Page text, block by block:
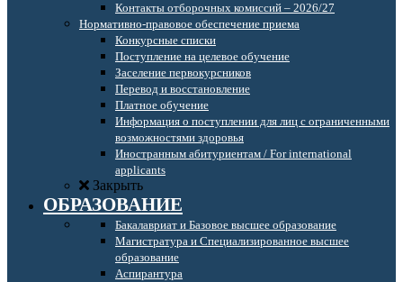
Контакты отборочных комиссий – 2026/27
Нормативно-правовое обеспечение приема
Конкурсные списки
Поступление на целевое обучение
Заселение первокурсников
Перевод и восстановление
Платное обучение
Информация о поступлении для лиц с ограниченными
возможностями здоровья
Иностранным абитуриентам / For international
applicants
Закрыть
ОБРАЗОВАНИЕ
Бакалавриат и Базовое высшее образование
Магистратура и Специализированное высшее
образование
Аспирантура